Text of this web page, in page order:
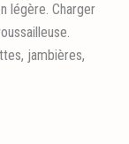
légère. Charger
jambières,